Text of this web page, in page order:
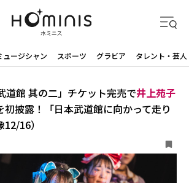
ュージシャン スポーツ グラビア タレント・芸人
道館 其の二」チケット完売で井上苑子
披露！「日本武道館に向かって走り
16）